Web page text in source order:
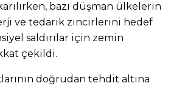
bazı düşman ülkelerin
ve tedarik zincirlerini hedef
saldırılar için zemin
çekildi.
doğrudan tehdit altına